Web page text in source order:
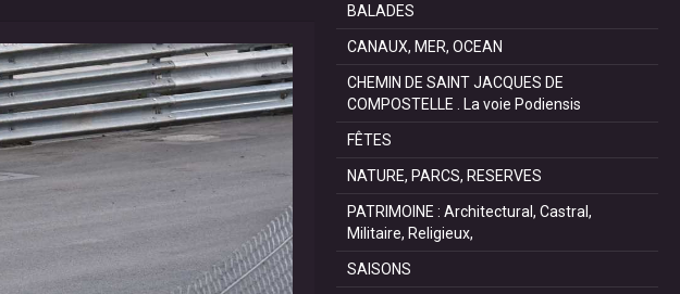
BALADES
CANAUX, MER, OCEAN
CHEMIN DE SAINT JACQUES DE
COMPOSTELLE . La voie Podiensis
FÊTES
NATURE, PARCS, RESERVES
PATRIMOINE : Architectural, Castral,
Militaire, Religieux,
SAISONS